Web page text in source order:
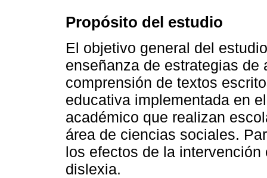
Propósito del estudio
El objetivo general del
enseñanza de estrategias
comprensión de textos
educativa implementada en
académico que realizan
área de ciencias sociales.
los efectos de la
dislexia.